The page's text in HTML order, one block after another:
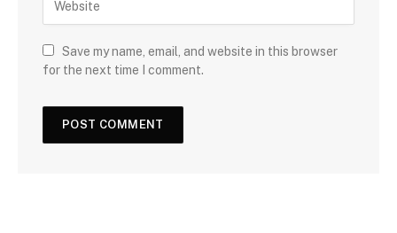
Save my name, email, and website in this browser
for the next time I comment.